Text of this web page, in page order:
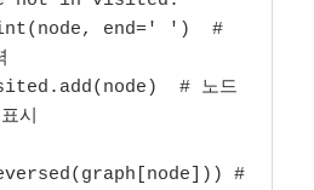
시
#